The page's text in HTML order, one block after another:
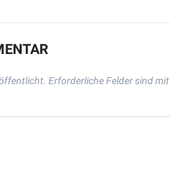
Erforderliche Felder sind mit